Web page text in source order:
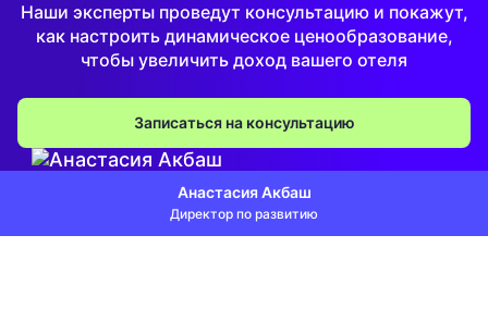
Наши эксперты проведут консультацию и покажут,
как настроить динамическое ценообразование,
чтобы увеличить доход вашего отеля
Записаться на консультацию
Анастасия Акбаш
Директор по развитию